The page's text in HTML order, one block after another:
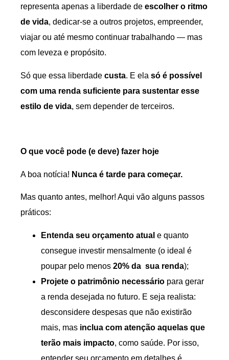
representa apenas a liberdade de escolher o ritmo
de vida, dedicar-se a outros projetos, empreender,
viajar ou até mesmo continuar trabalhando — mas
com leveza e propósito.
Só que essa liberdade custa. E ela só é possível
com uma renda suficiente para sustentar esse
estilo de vida, sem depender de terceiros.
O que você pode (e deve) fazer hoje
A boa notícia! Nunca é tarde para começar.
Mas quanto antes, melhor! Aqui vão alguns passos
práticos:
Entenda seu orçamento atual e quanto
consegue investir mensalmente (o ideal é
poupar pelo menos 20% da sua renda);
Projete o patrimônio necessário para gerar
a renda desejada no futuro. E seja realista:
desconsidere despesas que não existirão
mais, mas inclua com atenção aquelas que
terão mais impacto, como saúde. Por isso,
entender seu orçamento em detalhes é